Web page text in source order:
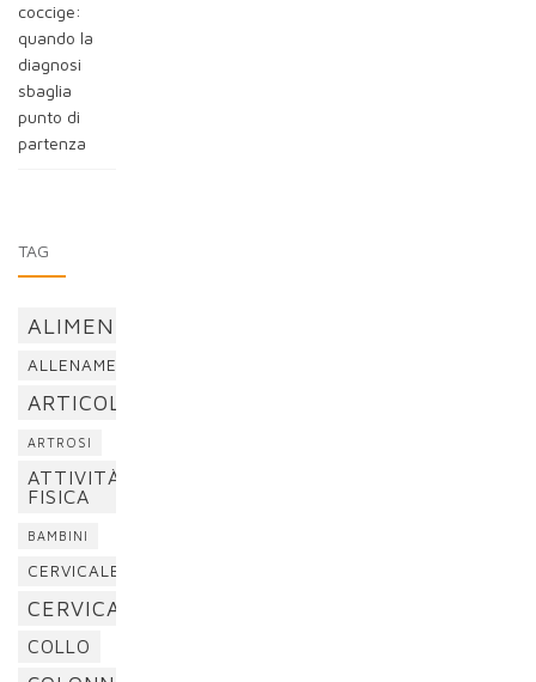
coccige:
quando la
diagnosi
sbaglia
punto di
partenza
TAG
ALIMENTAZIONE
ALLENAMENTO
ARTICOLAZIONI
ARTROSI
ATTIVITÀ
FISICA
BAMBINI
CERVICALE
CERVICALGIA
COLLO